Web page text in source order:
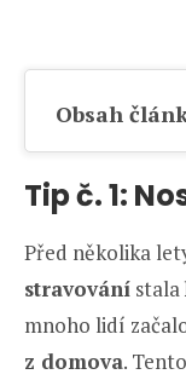
Obsah
Tip č. 1:
Před několika
stravování stala
mnoho lidí
z domova.